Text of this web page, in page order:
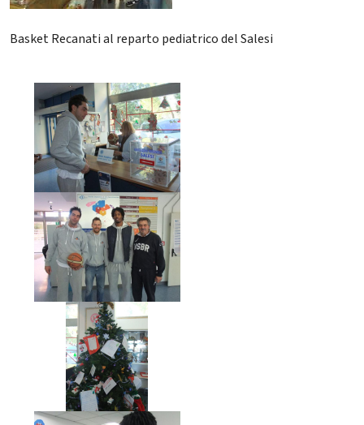
Basket Recanati al reparto pediatrico del Salesi